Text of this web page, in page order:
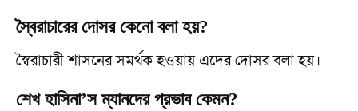
স্বৈরাচারের দোসর কেনো বলা হয়?
স্বৈরাচারী শাসনের সমর্থক হওয়ায় এদের দোসর বলা হয়।
শেখ হাসিনা’স ম্যানদের প্রভাব কেমন?